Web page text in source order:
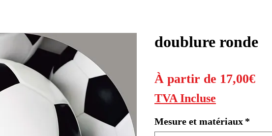
doublure ronde
À partir de 17,00€Prix
TVA Incluse
Mesure et matériaux *